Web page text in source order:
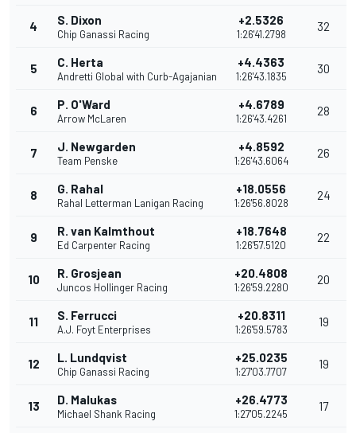
4 S. Dixon
Chip Ganassi Racing
+2.5326
1:26'41.2798
32
5 C. Herta
Andretti Global with Curb-Agajanian
+4.4363
1:26'43.1835
30
6 P. O'Ward
Arrow McLaren
+4.6789
1:26'43.4261
28
7 J. Newgarden
Team Penske
+4.8592
1:26'43.6064
26
8 G. Rahal
Rahal Letterman Lanigan Racing
+18.0556
1:26'56.8028
24
9 R. van Kalmthout
Ed Carpenter Racing
+18.7648
1:26'57.5120
22
10 R. Grosjean
Juncos Hollinger Racing
+20.4808
1:26'59.2280
20
11 S. Ferrucci
A.J. Foyt Enterprises
+20.8311
1:26'59.5783
19
12 L. Lundqvist
Chip Ganassi Racing
+25.0235
1:27'03.7707
19
13 D. Malukas
Michael Shank Racing
+26.4773
1:27'05.2245
17